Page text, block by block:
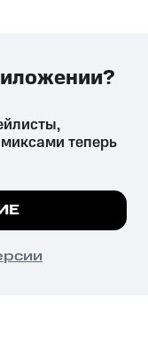
вред здоровью,
все
теперь